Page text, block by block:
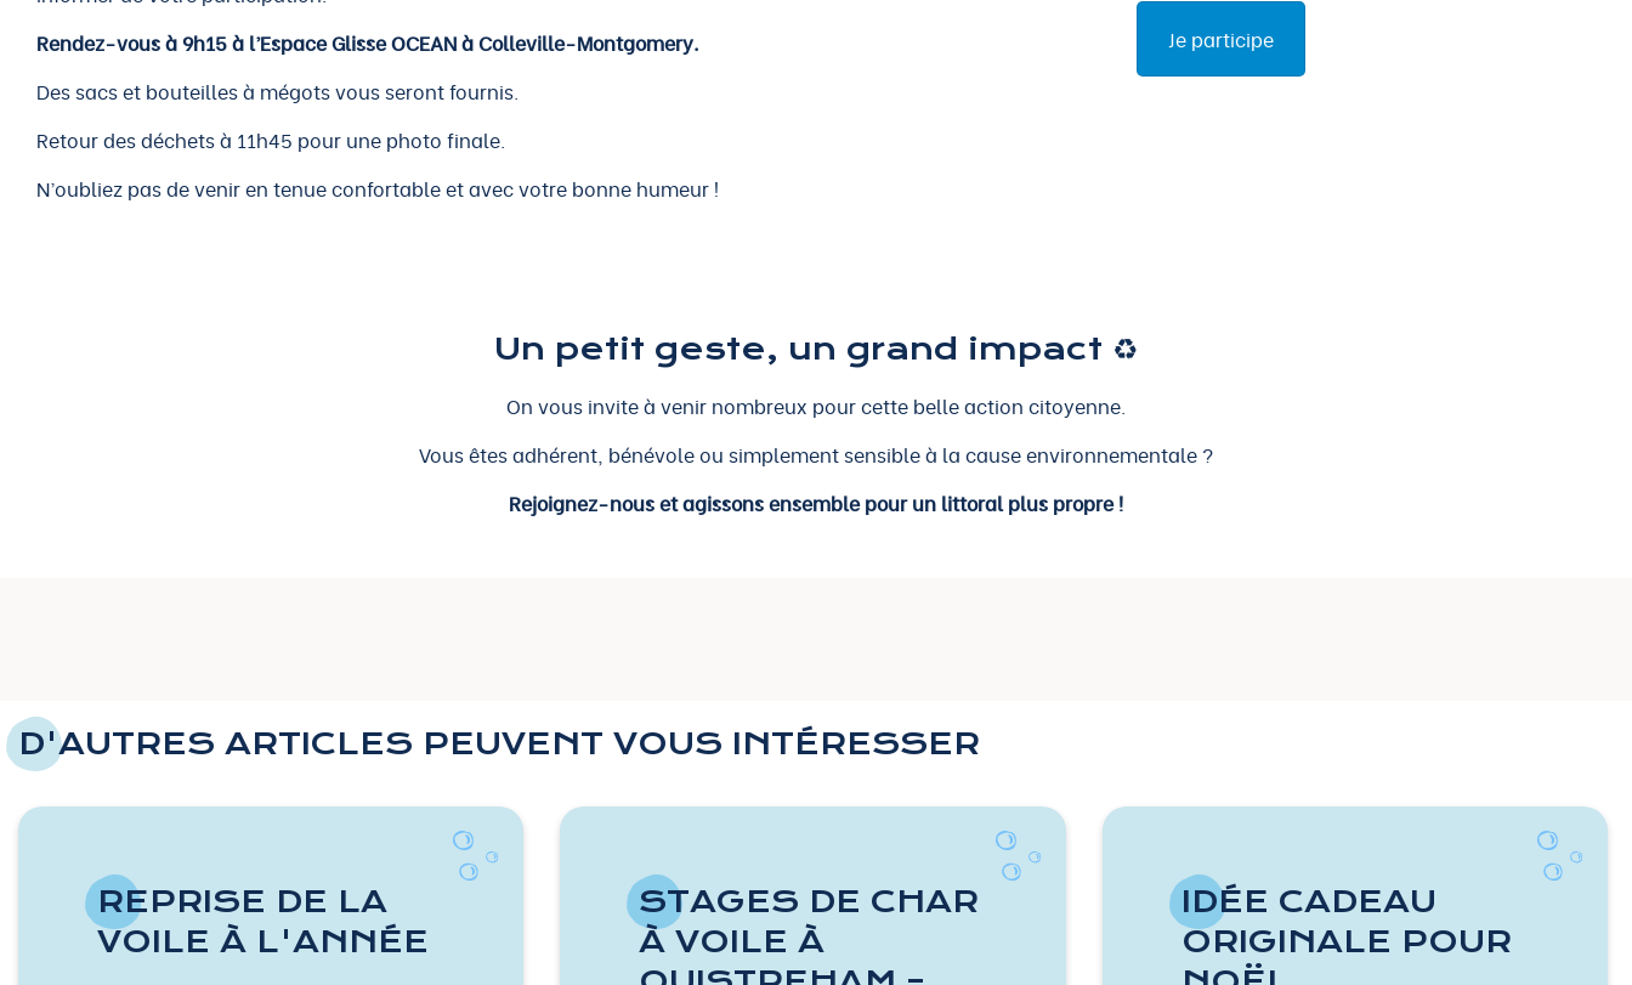
Rendez-vous à 9h15 à l’Espace Glisse OCEAN à Colleville-Montgomery.
Des sacs et bouteilles à mégots vous seront fournis.
Retour des déchets à 11h45 pour une photo finale.
N’oubliez pas de venir en tenue confortable et avec votre bonne humeur !
Je participe
Un petit geste, un grand impact ♻️
On vous invite à venir nombreux pour cette belle action citoyenne.
Vous êtes adhérent, bénévole ou simplement sensible à la cause environnementale ?
Rejoignez-nous et agissons ensemble pour un littoral plus propre !
D'AUTRES ARTICLES PEUVENT VOUS INTÉRESSER
REPRISE DE LA
VOILE À L'ANNÉE
STAGES DE CHAR
À VOILE À
IDÉE CADEAU
ORIGINALE POUR